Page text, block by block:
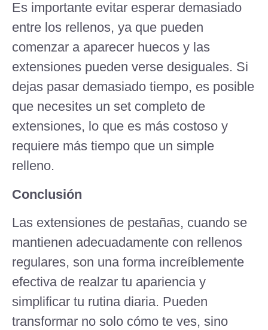
Es importante evitar esperar demasiado
entre los rellenos, ya que pueden
comenzar a aparecer huecos y las
extensiones pueden verse desiguales. Si
dejas pasar demasiado tiempo, es posible
que necesites un set completo de
extensiones, lo que es más costoso y
requiere más tiempo que un simple
relleno.
Conclusión
Las extensiones de pestañas, cuando se
mantienen adecuadamente con rellenos
regulares, son una forma increíblemente
efectiva de realzar tu apariencia y
simplificar tu rutina diaria. Pueden
transformar no solo cómo te ves, sino